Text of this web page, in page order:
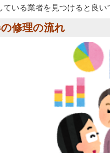
いる業者を見つけると良い
修理の流れ